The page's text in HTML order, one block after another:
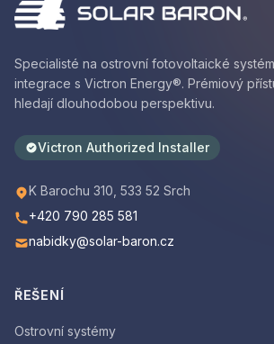
Specialisté na ostrovní fotovoltaické
integrace s Victron Energy®. Prémiový
hledají dlouhodobou perspektivu.
Victron Authorized Installer
K Barochu 310, 533 52 Srch
+420 790 285 581
nabidky@solar-baron.cz
ŘEŠENÍ
Ostrovní systémy